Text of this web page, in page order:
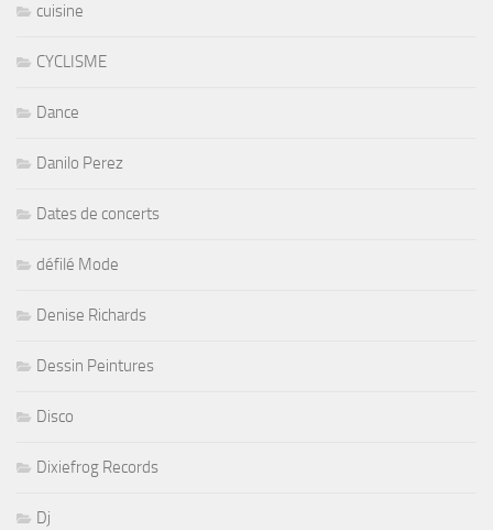
cuisine
CYCLISME
Dance
Danilo Perez
Dates de concerts
défilé Mode
Denise Richards
Dessin Peintures
Disco
Dixiefrog Records
Dj